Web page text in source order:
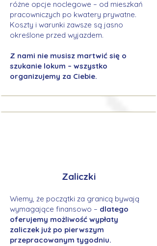
różne opcje noclegowe – od mieszkań
pracowniczych po kwatery prywatne.
Koszty i warunki zawsze są jasno
określone przed wyjazdem.
Z nami nie musisz martwić się o
szukanie lokum – wszystko
organizujemy za Ciebie.
Zaliczki
Wiemy, że początki za granicą bywają
wymagające finansowo – dlatego
oferujemy możliwość wypłaty
zaliczek już po pierwszym
przepracowanym tygodniu.